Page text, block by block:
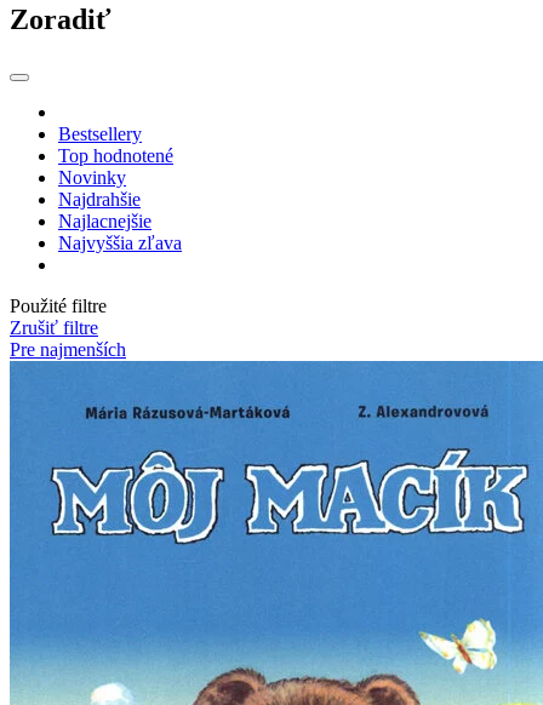
Zoradiť
Bestsellery
Top hodnotené
Novinky
Najdrahšie
Najlacnejšie
Najvyššia zľava
Použité filtre
Zrušiť filtre
Pre najmenších